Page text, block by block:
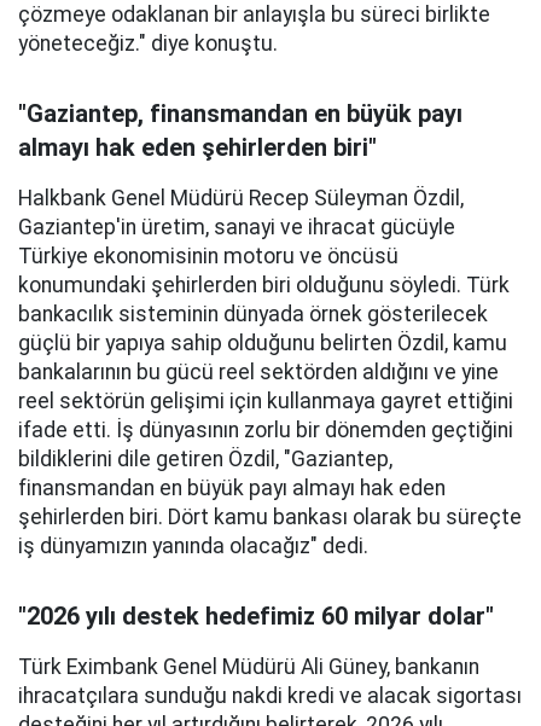
çözmeye odaklanan bir anlayışla bu süreci birlikte
yöneteceğiz." diye konuştu.
"Gaziantep, finansmandan en büyük payı
almayı hak eden şehirlerden biri"
Halkbank Genel Müdürü Recep Süleyman Özdil,
Gaziantep'in üretim, sanayi ve ihracat gücüyle
Türkiye ekonomisinin motoru ve öncüsü
konumundaki şehirlerden biri olduğunu söyledi. Türk
bankacılık sisteminin dünyada örnek gösterilecek
güçlü bir yapıya sahip olduğunu belirten Özdil, kamu
bankalarının bu gücü reel sektörden aldığını ve yine
reel sektörün gelişimi için kullanmaya gayret ettiğini
ifade etti. İş dünyasının zorlu bir dönemden geçtiğini
bildiklerini dile getiren Özdil, "Gaziantep,
finansmandan en büyük payı almayı hak eden
şehirlerden biri. Dört kamu bankası olarak bu süreçte
iş dünyamızın yanında olacağız" dedi.
"2026 yılı destek hedefimiz 60 milyar dolar"
Türk Eximbank Genel Müdürü Ali Güney, bankanın
ihracatçılara sunduğu nakdi kredi ve alacak sigortası